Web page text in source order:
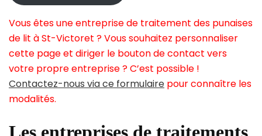
Vous êtes une entreprise de traitement des punaises
de lit à St-Victoret ? Vous souhaitez personnaliser
cette page et diriger le bouton de contact vers
votre propre entreprise ? C’est possible !
Contactez-nous via ce formulaire pour connaître les
modalités.